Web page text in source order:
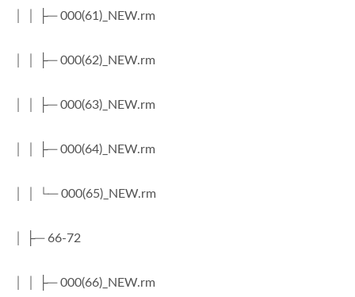
│ │ ├─ 000(61)_NEW.rm
│ │ ├─ 000(62)_NEW.rm
│ │ ├─ 000(63)_NEW.rm
│ │ ├─ 000(64)_NEW.rm
│ │ └─ 000(65)_NEW.rm
│ ├─ 66-72
│ │ ├─ 000(66)_NEW.rm